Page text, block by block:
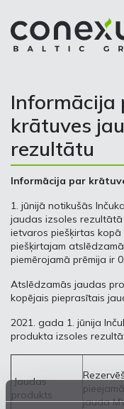
Informācija
krātuves
rezultātu
Informācija par
1. jūnijā notikušās
jaudas izsoles
ietvaros piešķirtas kopā
piešķirtajam
piemērojamā prēmija ir
Atslēdzamās jaudas
kopējais pieprasītais
2021. gada 1. jūnija
produkta izsoles
Jaudas
produkts
pieejamā
jauda